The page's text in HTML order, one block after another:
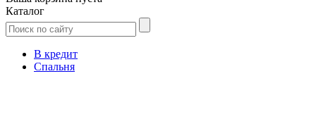
Каталог
В кредит
Спальня